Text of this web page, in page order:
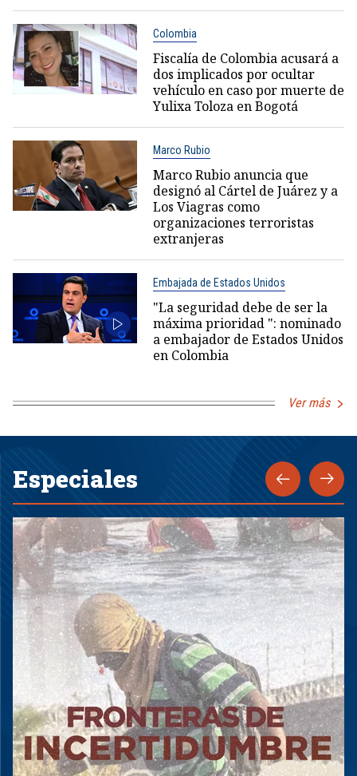
Colombia
Fiscalía de Colombia acusará a
dos implicados por ocultar
vehículo en caso por muerte de
Yulixa Toloza en Bogotá
Marco Rubio
Marco Rubio anuncia que
designó al Cártel de Juárez y a
Los Viagras como
organizaciones terroristas
extranjeras
Embajada de Estados Unidos
"La seguridad debe de ser la
máxima prioridad ": nominado
a embajador de Estados Unidos
en Colombia
Ver más
Especiales